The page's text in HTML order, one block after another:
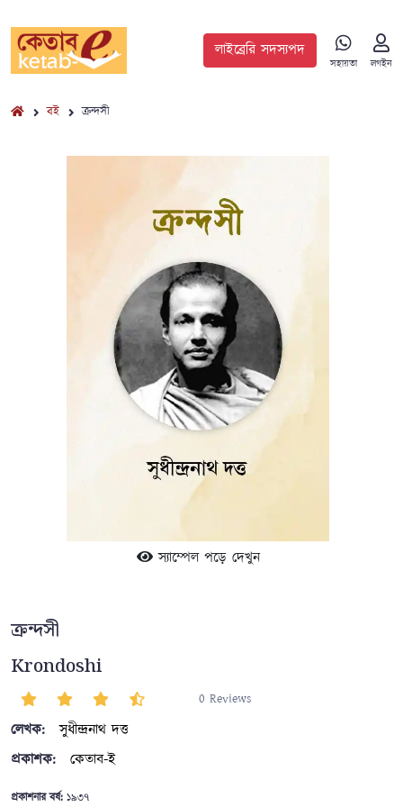
লাইব্রেরি সদস্যপদ
সহায়তা লগইন
বই ক্রন্দসী
স্যাম্পেল পড়ে দেখুন
ক্রন্দসী
Krondoshi
0 Reviews
লেখক:
সুধীন্দ্রনাথ দত্ত
প্রকাশক:
কেতাব-ই
প্রকাশনার বর্ষ: ১৯৩৭